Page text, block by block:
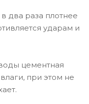
два раза плотнее
ударам и
цементная
при этом не